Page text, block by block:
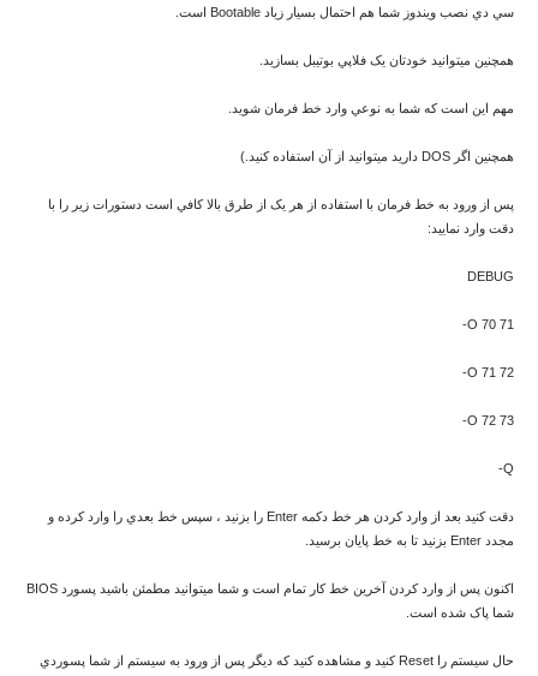
سي دي نصب ويندوز شما هم احتمال بسيار زياد Bootable است.
همچنين ميتوانيد خودتان يک فلاپي بوتيبل بسازيد.
مهم اين است که شما به نوعي وارد خط فرمان شويد.
همچنين اگر DOS داريد ميتوانيد از آن استفاده کنيد.)
پس از ورود به خط فرمان با استفاده از هر يک از طرق بالا کافي است دستورات زير را با
دقت وارد نماييد:
DEBUG
O 70 71-
O 71 72-
O 72 73-
Q-
دقت کنيد بعد از وارد کردن هر خط دکمه Enter را بزنيد ، سپس خط بعدي را وارد کرده و
مجدد Enter بزنيد تا به خط پايان برسيد.
اکنون پس از وارد کردن آخرين خط کار تمام است و شما ميتوانيد مطمئن باشيد پسورد BIOS
شما پاک شده است.
حال سيستم را Reset کنيد و مشاهده کنيد که ديگر پس از ورود به سيستم از شما پسوردي